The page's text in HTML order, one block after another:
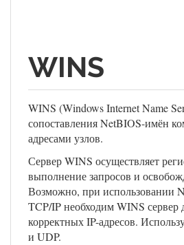
WINS
WINS (Windows Internet Name
сопоставления NetBIOS-имён
адресами узлов.
Сервер WINS осуществляет
выполнение запросов и
Возможно, при использовании
TCP/IP необходим WINS сервер
корректных IP-адресов.
и UDP.